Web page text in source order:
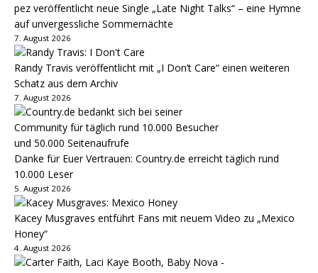
pez veröffentlicht neue Single „Late Night Talks“ – eine Hymne
auf unvergessliche Sommernächte
7. August 2026
Randy Travis veröffentlicht mit „I Don’t Care“ einen weiteren
Schatz aus dem Archiv
7. August 2026
Danke für Euer Vertrauen: Country.de erreicht täglich rund
10.000 Leser
5. August 2026
Kacey Musgraves entführt Fans mit neuem Video zu „Mexico
Honey“
4. August 2026